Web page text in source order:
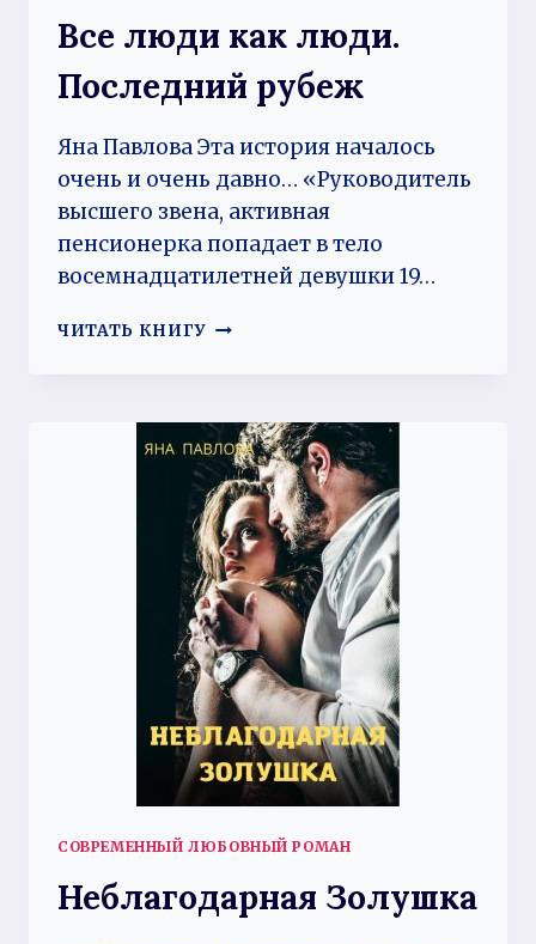
Все люди как люди.
Последний рубеж
Яна Павлова Эта история началось
очень и очень давно… «Руководитель
высшего звена, активная
пенсионерка попадает в тело
восемнадцатилетней девушки 19…
ЧИТАТЬ КНИГУ ВСЕ
ПОСЛЕДНИЙ
РУБЕЖ
СОВРЕМЕННЫЙ ЛЮБОВНЫЙ РОМАН
Неблагодарная Золушка